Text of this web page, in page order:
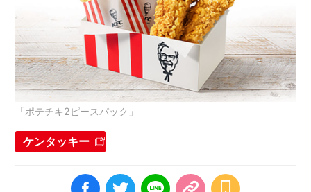
「ポテチキ2ピースパック」
ケンタッキー